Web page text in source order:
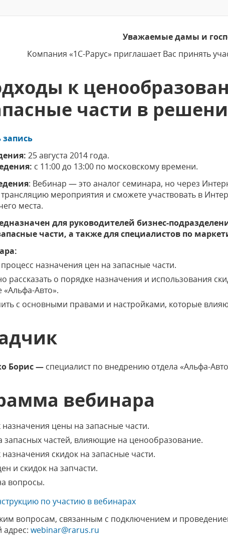
Уважаемые дамы и
Компания «1С-Рарус» приглашает Вас принять
к
части в
запись
25 августа 2014 года.
с 11:00 до 13:00 по московскому времени.
: Вебинар — это аналог семинара, но через
мероприятия и сможете участвовать в
места.
для руководителей бизнес-
части, а также для специалистов по
назначения цен на запасные части.
рассказать о порядке назначения и использования
«Альфа-Авто».
с основными правами и настройками, которые
Борис — специалист по внедрению отдела «Альфа-
вебинара
цены на запасные части.
запасных частей, влияющие на ценообразование.
скидок на запасные части.
и скидок на запчасти.
вопросы.
по участию в вебинарах
вопросам, связанным с подключением и
адрес:webinar@rarus.ru